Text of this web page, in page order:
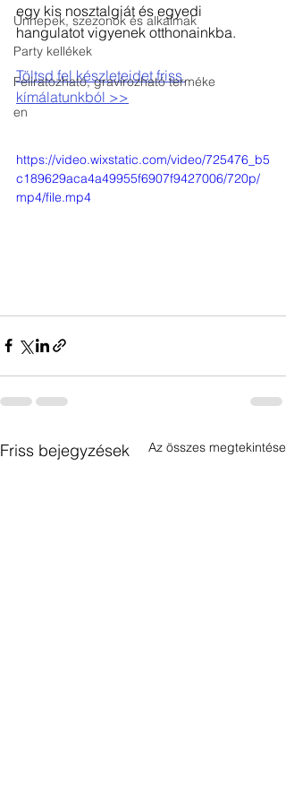
Ünnepek, szezonok és alkalmak
Party kellékek
Feliratozható, gravírozható terméke
en
egy kis nosztalgiát és egyedi
hangulatot vigyenek otthonainkba.
Töltsd fel készleteidet friss
kímálatunkból >>
https://video.wixstatic.com/video/725476_b5
c189629aca4a49955f6907f9427006/720p/
mp4/file.mp4
Friss bejegyzések Az összes megtekintése